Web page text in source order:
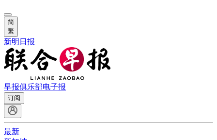
简
繁
新明日报
早报俱乐部电子报
订阅
最新